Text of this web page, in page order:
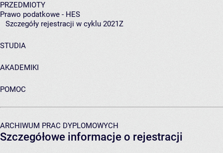
PRZEDMIOTY
Prawo podatkowe - HES
Szczegóły rejestracji w cyklu 2021Z
STUDIA
AKADEMIKI
POMOC
ARCHIWUM PRAC DYPLOMOWYCH
Szczegółowe informacje o rejestracji